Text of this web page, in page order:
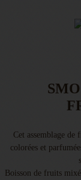
Cet assemblage de
colorées et
Boisson de fruits